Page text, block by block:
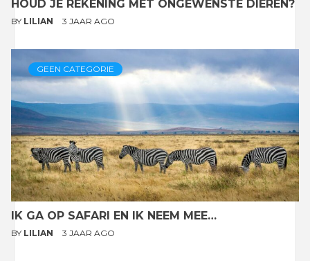
HOUD JE REKENING MET ONGEWENSTE DIEREN?
BY LILIAN 3 JAAR AGO
GEEN CATEGORIE
IK GA OP SAFARI EN IK NEEM MEE…
BY LILIAN 3 JAAR AGO